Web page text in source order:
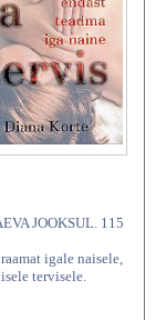
JOOKSUL. 115
igale naisele,
tervisele.